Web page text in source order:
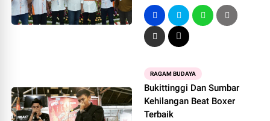
RAGAM BUDAYA
Bukittinggi Dan Sumbar
Kehilangan Beat Boxer
Terbaik